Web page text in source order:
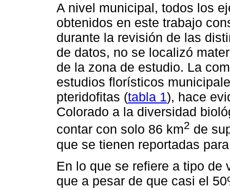
A nivel municipal, todos los
obtenidos en este trabajo
durante la revisión de las
de datos, no se localizó
de la zona de estudio. La
estudios florísticos
pteridofitas (tabla 1), hace
Colorado a la diversidad
contar con solo 86 km2 de
que se tienen reportadas
En lo que se refiere a tipo de
que a pesar de que casi el